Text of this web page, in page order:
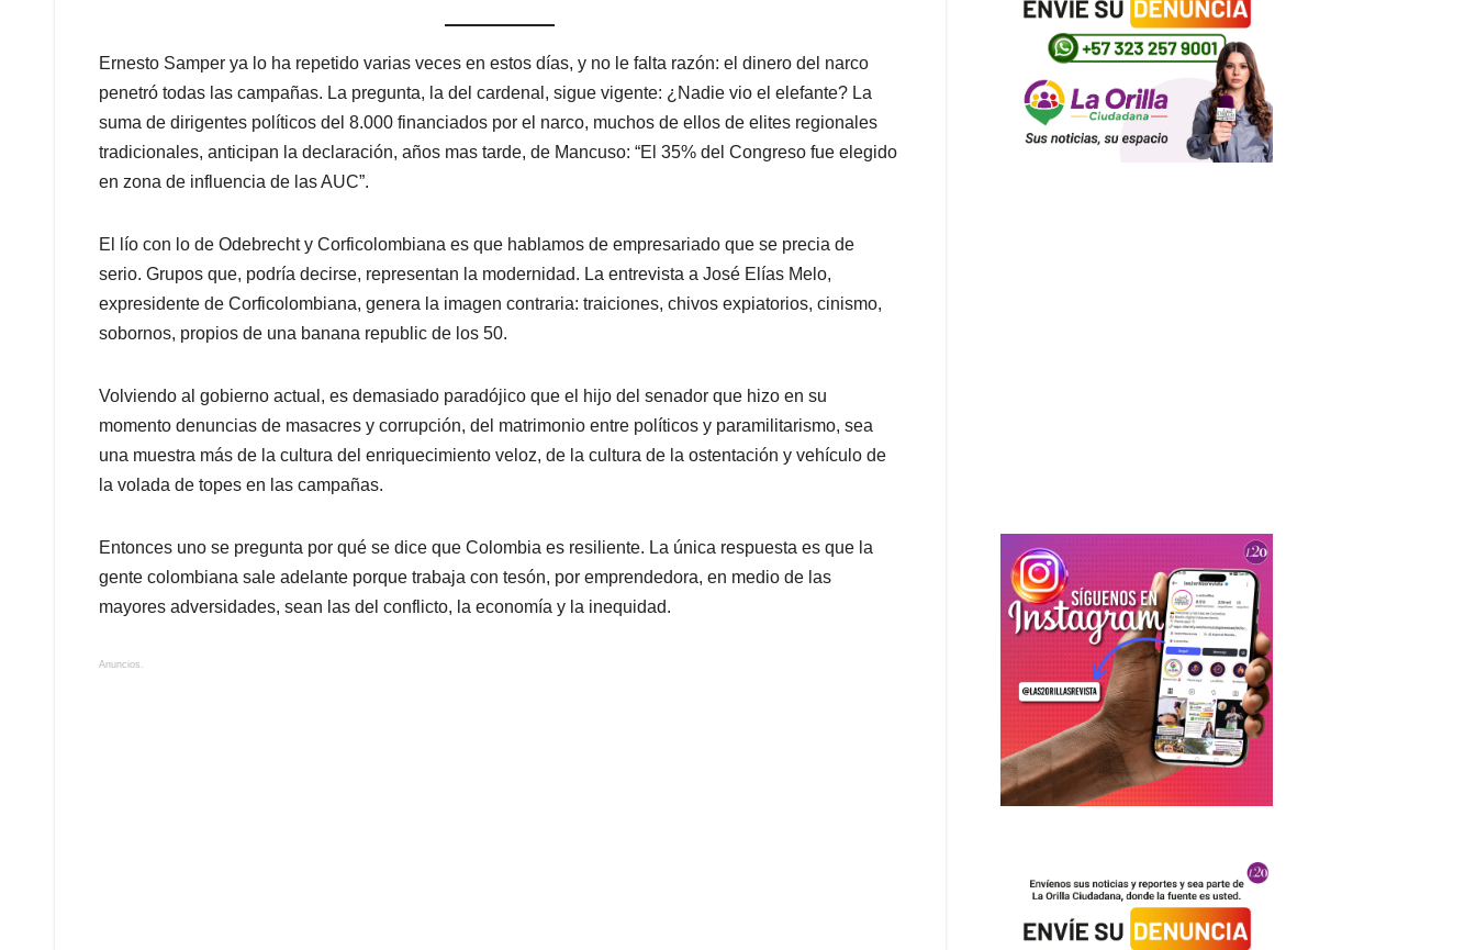
Ernesto Samper ya lo ha repetido varias veces en estos días, y no le falta razón: el dinero del narco
penetró todas las campañas. La pregunta, la del cardenal, sigue vigente: ¿Nadie vio el elefante? La
suma de dirigentes políticos del 8.000 financiados por el narco, muchos de ellos de elites regionales
tradicionales, anticipan la declaración, años mas tarde, de Mancuso: “El 35% del Congreso fue elegido
en zona de influencia de las AUC”.
El lío con lo de Odebrecht y Corficolombiana es que hablamos de empresariado que se precia de
serio. Grupos que, podría decirse, representan la modernidad. La entrevista a José Elías Melo,
expresidente de Corficolombiana, genera la imagen contraria: traiciones, chivos expiatorios, cinismo,
sobornos, propios de una banana republic de los 50.
Volviendo al gobierno actual, es demasiado paradójico que el hijo del senador que hizo en su
momento denuncias de masacres y corrupción, del matrimonio entre políticos y paramilitarismo, sea
una muestra más de la cultura del enriquecimiento veloz, de la cultura de la ostentación y vehículo de
la volada de topes en las campañas.
Entonces uno se pregunta por qué se dice que Colombia es resiliente. La única respuesta es que la
gente colombiana sale adelante porque trabaja con tesón, por emprendedora, en medio de las
mayores adversidades, sean las del conflicto, la economía y la inequidad.
Anuncios.